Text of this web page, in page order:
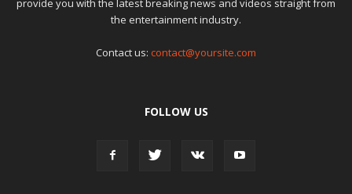
the entertainment industry.
Contact us: contact@yoursite.com
FOLLOW US